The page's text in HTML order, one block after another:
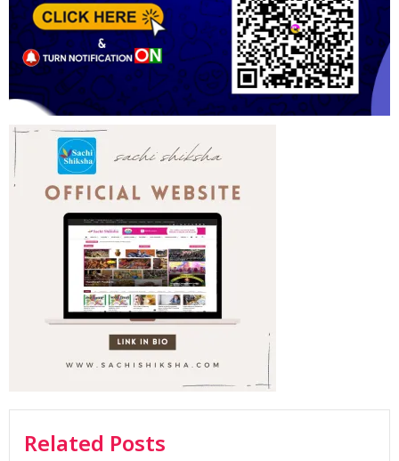
Related Posts